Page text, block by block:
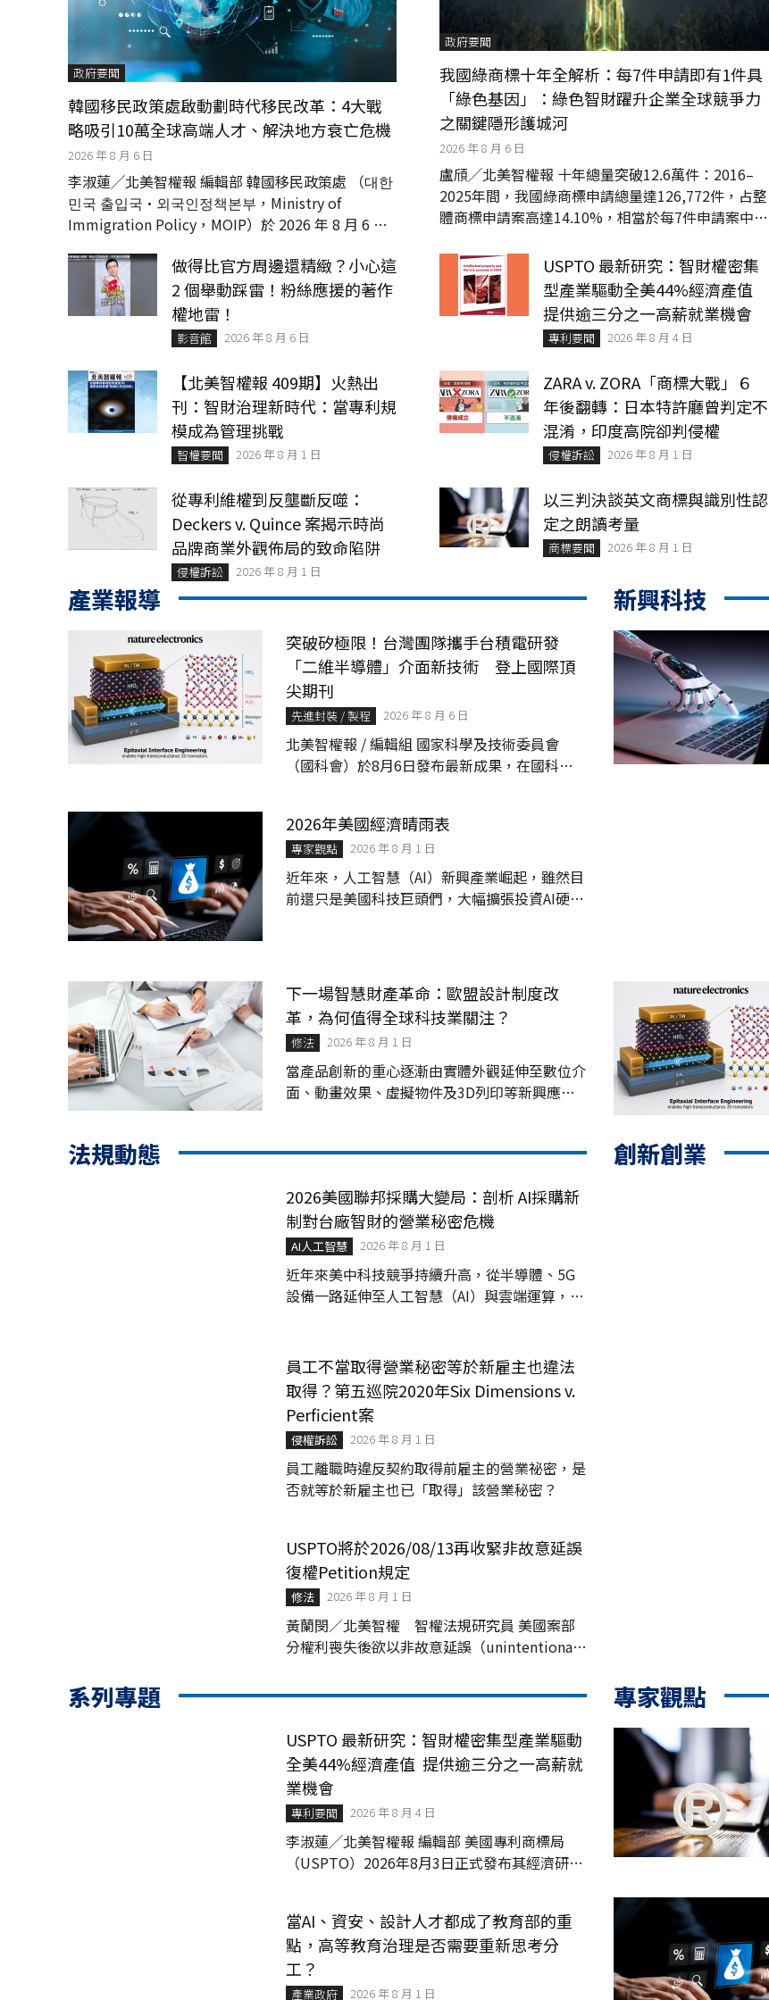
政府要聞
韓國移民政策處啟動劃時代移民改革：4大戰
略吸引10萬全球高端人才、解決地方衰亡危機
2026 年 8 月 6 日
李淑蓮╱北美智權報 編輯部 韓國移民政策處 （대한
민국 출입국·외국인정책본부，Ministry of
Immigration Policy，MOIP）於 2026 年 8 月 6 日
政府要聞
我國綠商標十年全解析：每7件申請即有1件具
「綠色基因」：綠色智財躍升企業全球競爭力
之關鍵隱形護城河
2026 年 8 月 6 日
盧頎╱北美智權報 十年總量突破12.6萬件：2016–
2025年間，我國綠商標申請總量達126,772件，占整
體商標申請案高達14.10%，相當於每7件申請案中就
做得比官方周邊還精緻？小心這
2 個舉動踩雷！粉絲應援的著作
權地雷！
影音館 2026 年 8 月 6 日
USPTO 最新研究：智財權密集
型產業驅動全美44%經濟產值
提供逾三分之一高薪就業機會
專利要聞 2026 年 8 月 4 日
【北美智權報 409期】火熱出
刊：智財治理新時代：當專利規
模成為管理挑戰
智權要聞 2026 年 8 月 1 日
ZARA v. ZORA「商標大戰」６
年後翻轉：日本特許廳曾判定不
混淆，印度高院卻判侵權
侵權訴訟 2026 年 8 月 1 日
從專利維權到反壟斷反噬：
Deckers v. Quince 案揭示時尚
品牌商業外觀佈局的致命陷阱
侵權訴訟 2026 年 8 月 1 日
以三判決談英文商標與識別性認
定之朗讀考量
商標要聞 2026 年 8 月 1 日
產業報導
突破矽極限！台灣團隊攜手台積電研發
「二維半導體」介面新技術 登上國際頂
尖期刊
先進封裝 / 製程 2026 年 8 月 6 日
北美智權報 / 編輯組 國家科學及技術委員會
（國科會）於8月6日發布最新成果，在國科會
2026年美國經濟晴雨表
專家觀點 2026 年 8 月 1 日
近年來，人工智慧（AI）新興產業崛起，雖然目
前還只是美國科技巨頭們，大幅擴張投資AI硬體
國。
下一場智慧財產革命：歐盟設計制度改
革，為何值得全球科技業關注？
修法 2026 年 8 月 1 日
當產品創新的重心逐漸由實體外觀延伸至數位介
面、動畫效果、虛擬物件及3D列印等新興應
新興科技
法規動態
2026美國聯邦採購大變局：剖析 AI採購新
制對台廠智財的營業秘密危機
AI人工智慧 2026 年 8 月 1 日
近年來美中科技競爭持續升高，從半導體、5G
設備一路延伸至人工智慧（AI）與雲端運算，美
勢，已成為美國政府不可或缺的...
員工不當取得營業秘密等於新雇主也違法
取得？第五巡院2020年Six Dimensions v.
Perficient案
侵權訴訟 2026 年 8 月 1 日
員工離職時違反契約取得前雇主的營業祕密，是
否就等於新雇主也已「取得」該營業秘密？
USPTO將於2026/08/13再收緊非故意延誤
復權Petition規定
修法 2026 年 8 月 1 日
黃蘭閔／北美智權 智權法規研究員 美國案部
分權利喪失後欲以非故意延誤（unintentional
要超出一年才補救，即須繳交金額較高的37
創新創業
系列專題
USPTO 最新研究：智財權密集型產業驅動
全美44%經濟產值 提供逾三分之一高薪就
業機會
專利要聞 2026 年 8 月 4 日
李淑蓮╱北美智權報 編輯部 美國專利商標局
（USPTO）2026年8月3日正式發布其經濟研究
當AI、資安、設計人才都成了教育部的重
點，高等教育治理是否需要重新思考分
工？
產業政府 2026 年 8 月 1 日
專家觀點